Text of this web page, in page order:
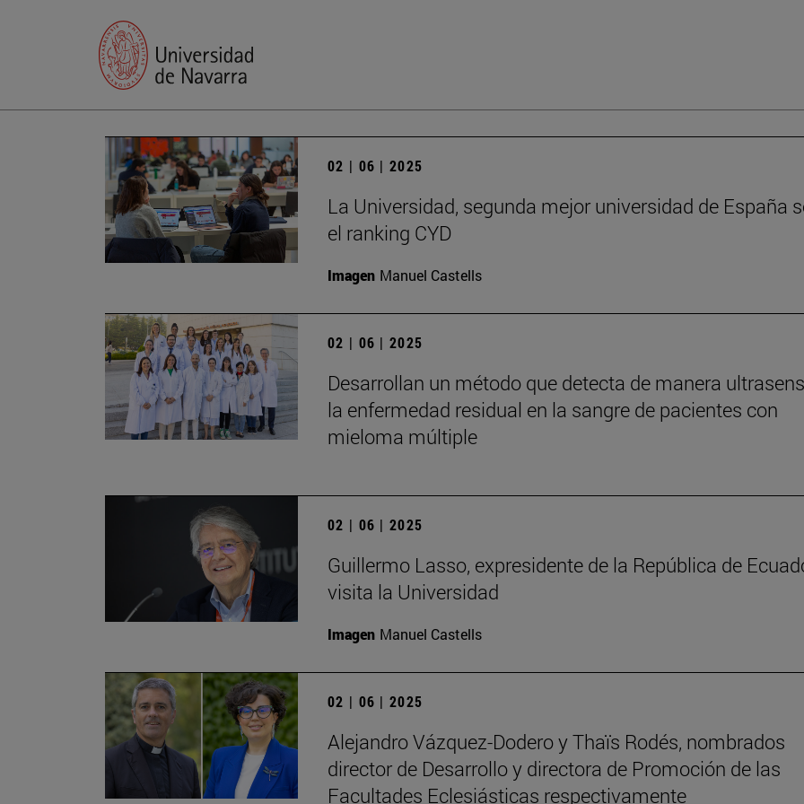
02 | 06 | 2025
La Universidad, segunda mejor universidad de España
el ranking CYD
Imagen Manuel Castells
02 | 06 | 2025
Desarrollan un método que detecta de manera
la enfermedad residual en la sangre de pacientes con
mieloma múltiple
02 | 06 | 2025
Guillermo Lasso, expresidente de la República de
visita la Universidad
Imagen Manuel Castells
02 | 06 | 2025
Alejandro Vázquez-Dodero y Thaïs Rodés, nombrados
director de Desarrollo y directora de Promoción de las
Facultades Eclesiásticas respectivamente